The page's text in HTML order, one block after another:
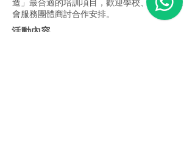
造」最合適的培訓項目，歡迎學校、企業、社
會服務團體商討合作安排。
活動內容